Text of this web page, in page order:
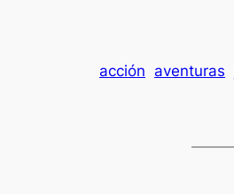
acción aventuras